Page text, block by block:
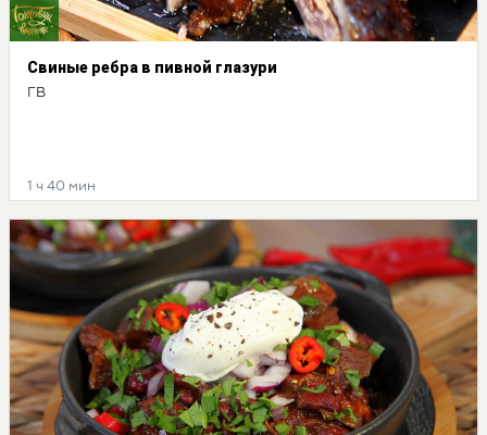
Свиные ребра в пивной глазури
ГВ
1 ч 40 мин